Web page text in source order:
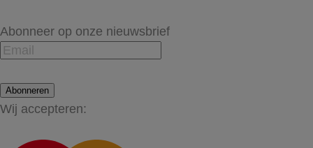
Abonneer op onze nieuwsbrief
Abonneren
Wij accepteren: